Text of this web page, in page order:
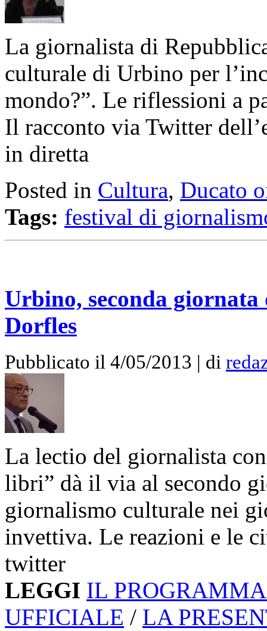
La giornalista di
culturale di Urbino per
mondo?”. Le riflessioni a
Il racconto via Twitter
in diretta
Posted in Cultura, Ducato
Tags: festival di
Urbino, seconda
Dorfles
Pubblicato il 4/05/2013 | di
La lectio del giornalista
libri” dà il via al secondo
giornalismo culturale nei
invettiva. Le reazioni e le
twitter
LEGGI IL
UFFICIALE / LA